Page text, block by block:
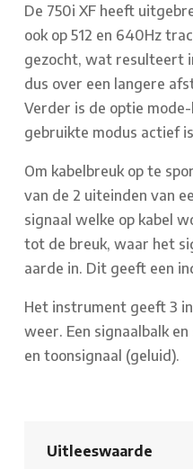
De 750i XF heeft
ook op 512 en 640Hz
gezocht, wat resulteert
dus over een langere
Verder is de optie
gebruikte modus actief
Om kabelbreuk op te
van de 2 uiteinden van
signaal welke op kabel
tot de breuk, waar het
aarde in. Dit geeft een
Het instrument geeft 3
weer. Een signaalbalk
en toonsignaal (geluid).
Uitleeswaarde